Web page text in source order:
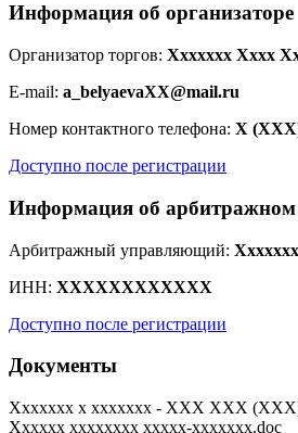
Информация об организаторе
Организатор торгов: Xxxxxxx Xxxx
E-mail: a_belyaevaXX@mail.ru
Номер контактного телефона: X
Доступно после регистрации
Информация об
Арбитражный управляющий:
ИНН: XXXXXXXXXXXX
Доступно после регистрации
Документы
Xxxxxxx x xxxxxxx - XXX XXX
Xxxxxx xxxxxxxx xxxxx-xxxxxxx.doc